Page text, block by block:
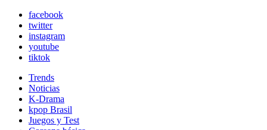
facebook
twitter
instagram
youtube
tiktok
Trends
Noticias
K-Drama
kpop Brasil
Juegos y Test